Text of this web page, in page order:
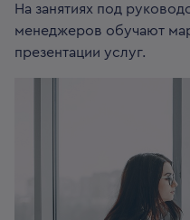
На занятиях под
менеджеров обучают
презентации услуг.